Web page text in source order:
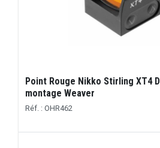
Point Rouge Nikko Stirling XT4
montage Weaver
Réf. : OHR462